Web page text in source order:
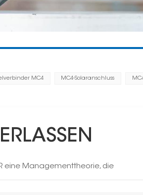
MC4 MC4-Solaranschluss
eine Managementtheorie, die